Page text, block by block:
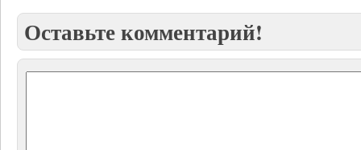
Оставьте комментарий!